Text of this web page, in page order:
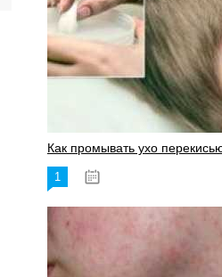
Как промывать ухо
1